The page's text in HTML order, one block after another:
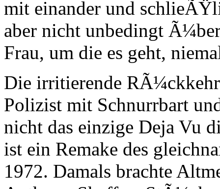
mit einander und
aber nicht unbedingt
Frau, um die es geht,
Die irritierende
Polizist mit Schnurrbart
nicht das einzige Deja Vu
ist ein Remake des
1972. Damals brachte